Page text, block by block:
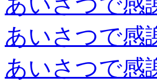
あいさつで感
あいさつで感